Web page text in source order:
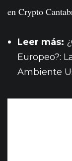
en Crypto
Leer más:
Europeo?:
Ambiente